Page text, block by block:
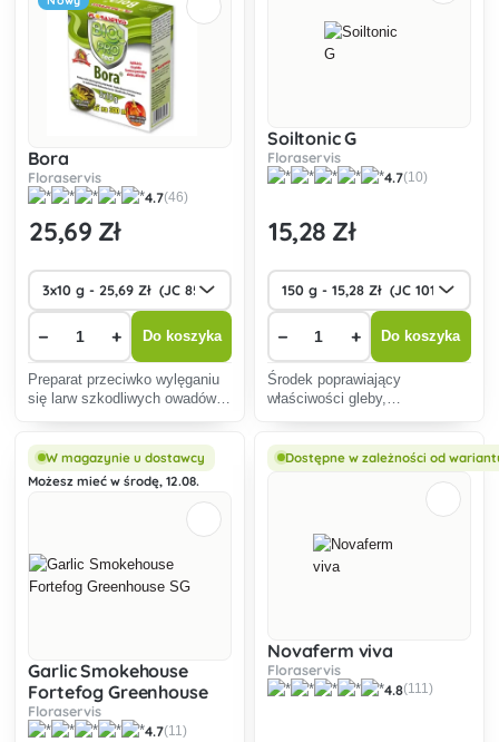
Bora
Floraservis
4.7(46)
25,69 Zł
− + Do koszyka
Preparat przeciwko wylęganiu
się larw szkodliwych owadów,
wiśniowego.
Soiltonic G
Floraservis
4.7(10)
15,28 Zł
− + Do koszyka
Środek poprawiający
właściwości gleby,
choroby i szkodniki korozyjne
(drutowce, chrząszcze,
W magazynie u dostawcy
Możesz mieć w środę, 12.08.
Garlic Smokehouse
Fortefog Greenhouse
SG
Floraservis
4.7(11)
Dostępne w zależności od
Novaferm viva
Floraservis
4.8(111)